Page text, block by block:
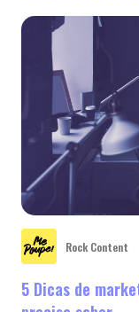
Rock Content
5 Dicas de